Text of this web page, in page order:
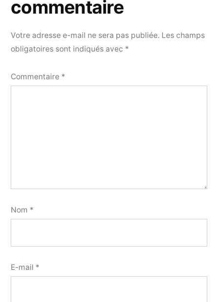
commentaire
Votre adresse e-mail ne sera pas publiée. Les champs
obligatoires sont indiqués avec *
Commentaire *
Nom *
E-mail *